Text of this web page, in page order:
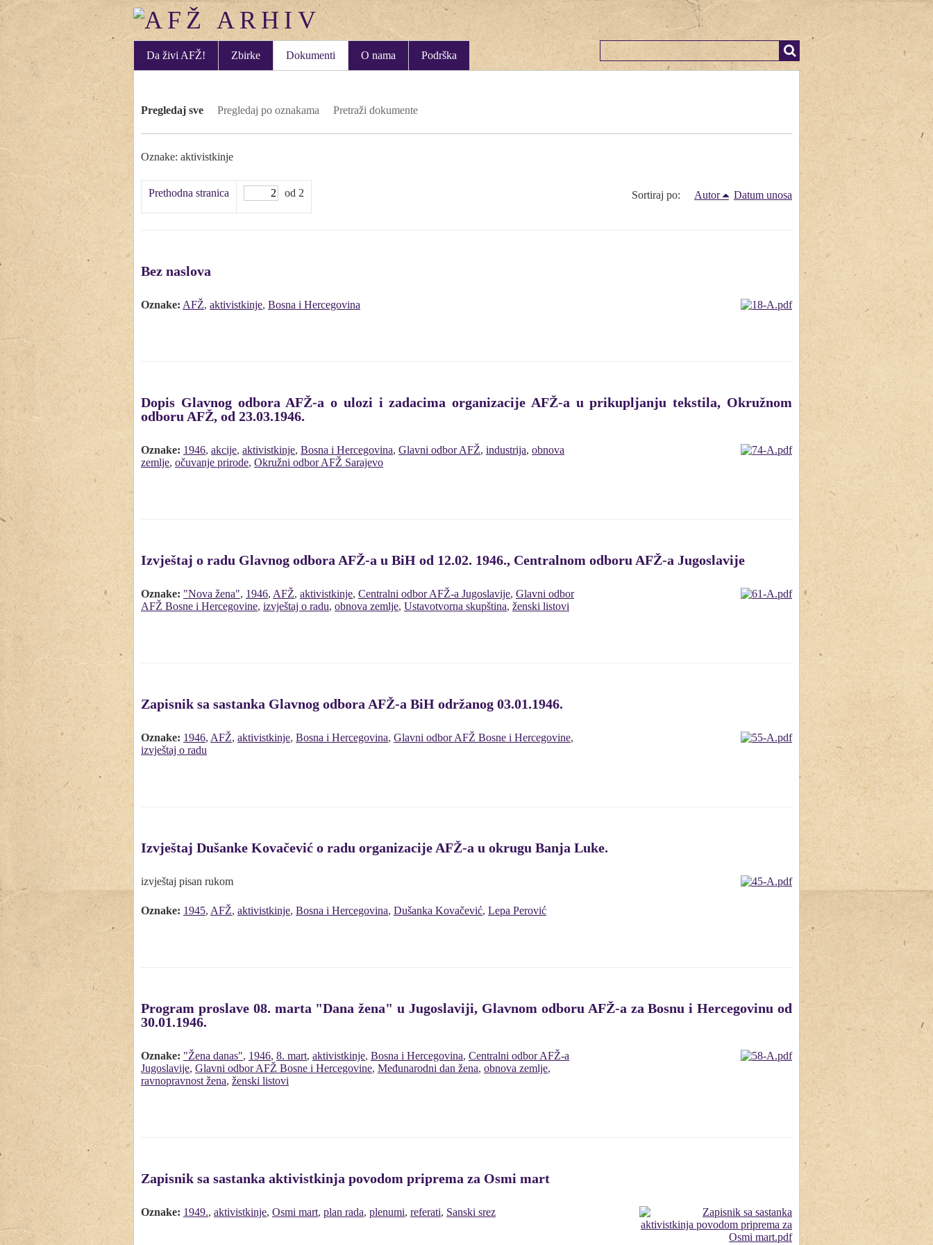
Da živi AFŽ! Zbirke Dokumenti O nama Podrška
Pregledaj sve Pregledaj po oznakama Pretraži dokumente
Oznake: aktivistkinje
Prethodna stranica od 2 Sortiraj po: Autor Datum unosa
Bez naslova
Oznake: AFŽ, aktivistkinje, Bosna i Hercegovina
Dopis Glavnog odbora AFŽ-a o ulozi i zadacima organizacije AFŽ-a u prikupljanju tekstila, Okružnom
odboru AFŽ, od 23.03.1946.
Oznake: 1946, akcije, aktivistkinje, Bosna i Hercegovina, Glavni odbor AFŽ, industrija, obnova
zemlje, očuvanje prirode, Okružni odbor AFŽ Sarajevo
Izvještaj o radu Glavnog odbora AFŽ-a u BiH od 12.02. 1946., Centralnom odboru AFŽ-a Jugoslavije
Oznake: "Nova žena", 1946, AFŽ, aktivistkinje, Centralni odbor AFŽ-a Jugoslavije, Glavni odbor
AFŽ Bosne i Hercegovine, izvještaj o radu, obnova zemlje, Ustavotvorna skupština, ženski listovi
Zapisnik sa sastanka Glavnog odbora AFŽ-a BiH održanog 03.01.1946.
Oznake: 1946, AFŽ, aktivistkinje, Bosna i Hercegovina, Glavni odbor AFŽ Bosne i Hercegovine,
izvještaj o radu
Izvještaj Dušanke Kovačević o radu organizacije AFŽ-a u okrugu Banja Luke.
izvještaj pisan rukom
Oznake: 1945, AFŽ, aktivistkinje, Bosna i Hercegovina, Dušanka Kovačević, Lepa Perović
Program proslave 08. marta "Dana žena" u Jugoslaviji, Glavnom odboru AFŽ-a za Bosnu i Hercegovinu od
30.01.1946.
Oznake: "Žena danas", 1946, 8. mart, aktivistkinje, Bosna i Hercegovina, Centralni odbor AFŽ-a
Jugoslavije, Glavni odbor AFŽ Bosne i Hercegovine, Međunarodni dan žena, obnova zemlje,
ravnopravnost žena, ženski listovi
Zapisnik sa sastanka aktivistkinja povodom priprema za Osmi mart
Oznake: 1949., aktivistkinje, Osmi mart, plan rada, plenumi, referati, Sanski srez